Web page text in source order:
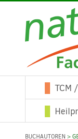
TCM
BUCHAUTOREN >